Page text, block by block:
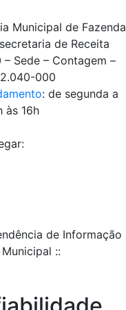
Municipal de Fazenda
de Receita
Sede – Contagem –
000
: de segunda a
às 16h
de Informação
::